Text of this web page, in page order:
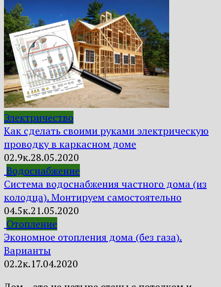
Электричество
Как сделать своими руками электрическую
проводку в каркасном доме
02.9к.28.05.2020
Водоснабжение
Система водоснабжения частного дома (из
колодца). Монтируем самостоятельно
04.5к.21.05.2020
Отопление
Экономное отопления дома (без газа).
Варианты
02.2к.17.04.2020